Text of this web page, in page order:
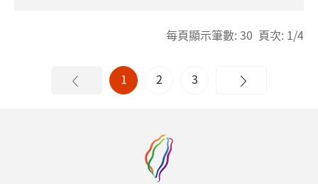
每頁顯示筆數: 30 頁次: 1/4
1 2 3